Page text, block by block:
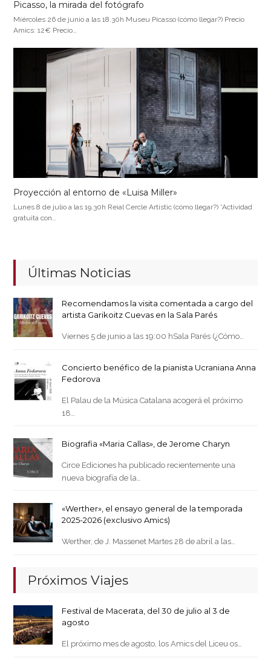
Picasso, la mirada del fotógrafo
Miércoles 26 de junio a las 18.30h Museu Picasso (cómo llegar?) Precio
Amics: 12€ Precio…
Proyección al entorno de «Luisa Miller»
Lunes 8 de julio a las 19.30h Reial Cercle Artístic (cómo llegar?) *Actividad
gratuita con…
Últimas Noticias
Recomendamos la visita comentada a cargo del
artista Garikoitz Cuevas en la Sala Parés
Viernes 5 de junio a las 19:00 hSala Parés (¿Cómo…
Concierto benéfico de la pianista Ucraniana Anna
Fedorova
El Palau de la Música Catalana acogerá el próximo
18…
Biografia «Maria Callas», de Jerome Charyn
Circe Ediciones ha publicado recientemente una
nueva biografía de la…
«Werther», el ensayo general de la temporada
2025-2026 (exclusivo Amics)
Werther, de J. Massenet Martes 28 de abril a las…
Próximos Viajes
Festival de Macerata, del 30 de julio al 3 de
agosto
El próximo mes de agosto, los Amics del Liceu os…